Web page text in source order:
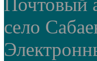
Почтовый
село